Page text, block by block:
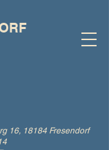
16, 18184 Fresendorf